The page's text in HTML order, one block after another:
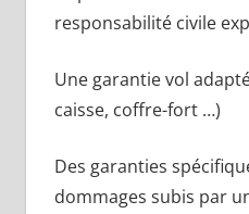
responsabilité civile
Une garantie vol
caisse, coffre-fort …)
Des garanties
dommages subis par